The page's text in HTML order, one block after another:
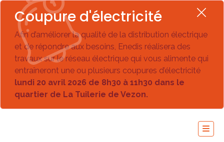
Coupure d'électricité
Afin d’améliorer la qualité de la distribution électrique
et de répondre aux besoins, Enedis réalisera des
travaux sur le réseau électrique qui vous alimente qui
entraîneront une ou plusieurs coupures d’électricité
lundi 20 avril 2026 de 8h30 à 11h30 dans le
quartier de La Tuilerie de Vezon.